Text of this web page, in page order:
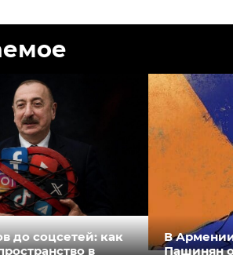
до соцсетей: как
в
В
Пашинян